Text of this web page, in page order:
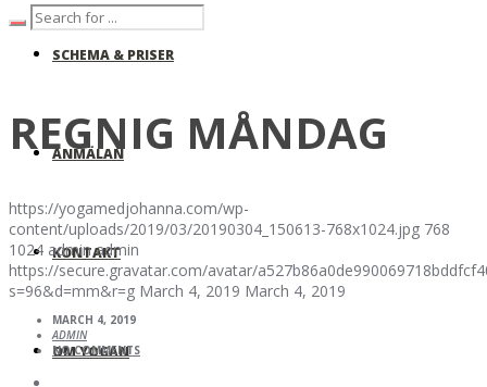
SCHEMA & PRISER
ANMÄLAN
KONTAKT
OM YOGAN
REGNIG MÅNDAG
https://yogamedjohanna.com/wp-
content/uploads/2019/03/20190304_150613-768x1024.jpg 768
1024 admin admin
https://secure.gravatar.com/avatar/
s=96&d=mm&r=g March 4, 2019 March 4, 2019
MARCH 4, 2019
ADMIN
NO COMMENTS